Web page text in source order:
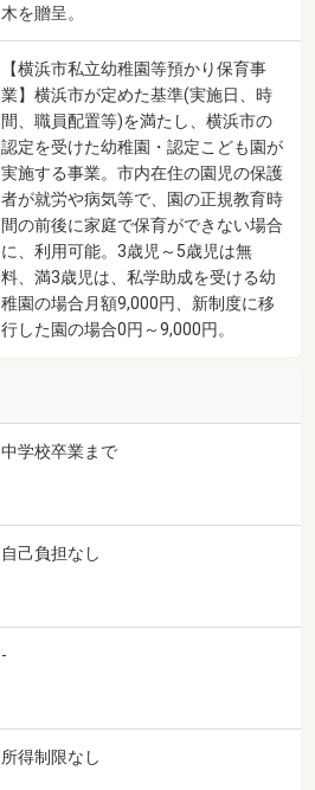
木を贈呈。
【横浜市私立幼稚園等預かり保育事
業】横浜市が定めた基準(実施日、時
間、職員配置等)を満たし、横浜市の
認定を受けた幼稚園・認定こども園が
実施する事業。市内在住の園児の保護
者が就労や病気等で、園の正規教育時
間の前後に家庭で保育ができない場合
に、利用可能。3歳児～5歳児は無
料、満3歳児は、私学助成を受ける幼
稚園の場合月額9,000円、新制度に移
行した園の場合0円～9,000円。
中学校卒業まで
自己負担なし
-
所得制限なし